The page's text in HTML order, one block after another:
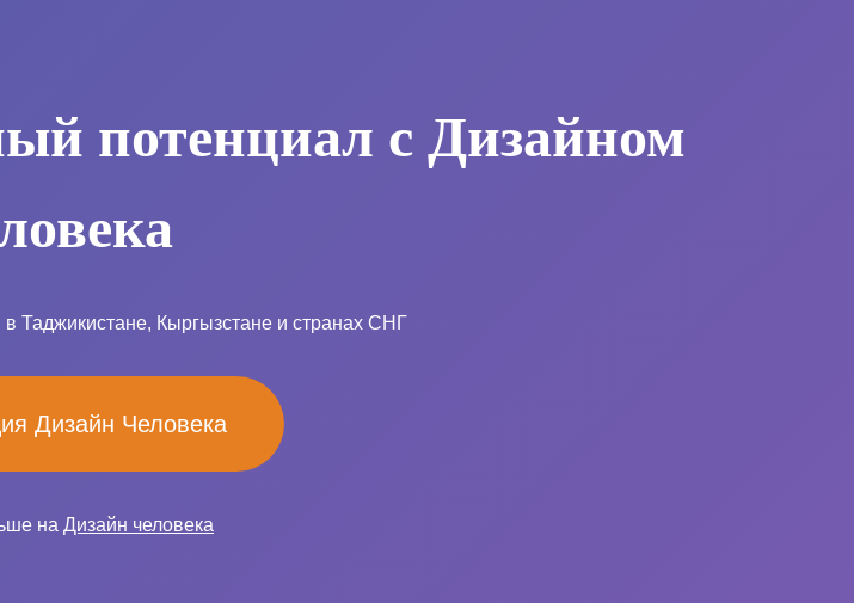
потенциал с Дизайном
Таджикистане, Кыргызстане и странах СНГ
Дизайн Человека
на Дизайн человека